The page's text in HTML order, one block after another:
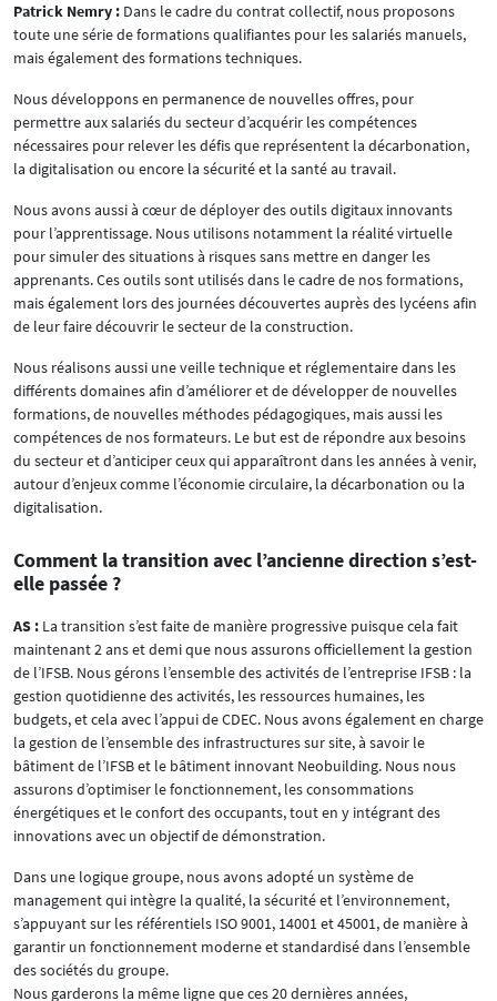
Patrick Nemry : Dans le cadre du contrat collectif, nous proposons
toute une série de formations qualifiantes pour les salariés manuels,
mais également des formations techniques.
Nous développons en permanence de nouvelles offres, pour
permettre aux salariés du secteur d’acquérir les compétences
nécessaires pour relever les défis que représentent la décarbonation,
la digitalisation ou encore la sécurité et la santé au travail.
Nous avons aussi à cœur de déployer des outils digitaux innovants
pour l’apprentissage. Nous utilisons notamment la réalité virtuelle
pour simuler des situations à risques sans mettre en danger les
apprenants. Ces outils sont utilisés dans le cadre de nos formations,
mais également lors des journées découvertes auprès des lycéens afin
de leur faire découvrir le secteur de la construction.
Nous réalisons aussi une veille technique et réglementaire dans les
différents domaines afin d’améliorer et de développer de nouvelles
formations, de nouvelles méthodes pédagogiques, mais aussi les
compétences de nos formateurs. Le but est de répondre aux besoins
du secteur et d’anticiper ceux qui apparaîtront dans les années à venir,
autour d’enjeux comme l’économie circulaire, la décarbonation ou la
digitalisation.
Comment la transition avec l’ancienne direction s’est-
elle passée ?
AS : La transition s’est faite de manière progressive puisque cela fait
maintenant 2 ans et demi que nous assurons officiellement la gestion
de l’IFSB. Nous gérons l’ensemble des activités de l’entreprise IFSB : la
gestion quotidienne des activités, les ressources humaines, les
budgets, et cela avec l’appui de CDEC. Nous avons également en charge
la gestion de l’ensemble des infrastructures sur site, à savoir le
bâtiment de l’IFSB et le bâtiment innovant Neobuilding. Nous nous
assurons d’optimiser le fonctionnement, les consommations
énergétiques et le confort des occupants, tout en y intégrant des
innovations avec un objectif de démonstration.
Dans une logique groupe, nous avons adopté un système de
management qui intègre la qualité, la sécurité et l’environnement,
s’appuyant sur les référentiels ISO 9001, 14001 et 45001, de manière à
garantir un fonctionnement moderne et standardisé dans l’ensemble
des sociétés du groupe.
Nous garderons la même ligne que ces 20 dernières années,